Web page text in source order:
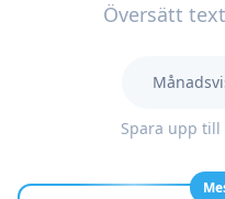
Översätt
Spara upp till